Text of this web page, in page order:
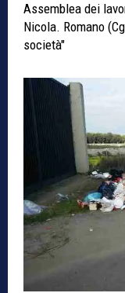
Assemblea dei
Nicola. Romano
società"